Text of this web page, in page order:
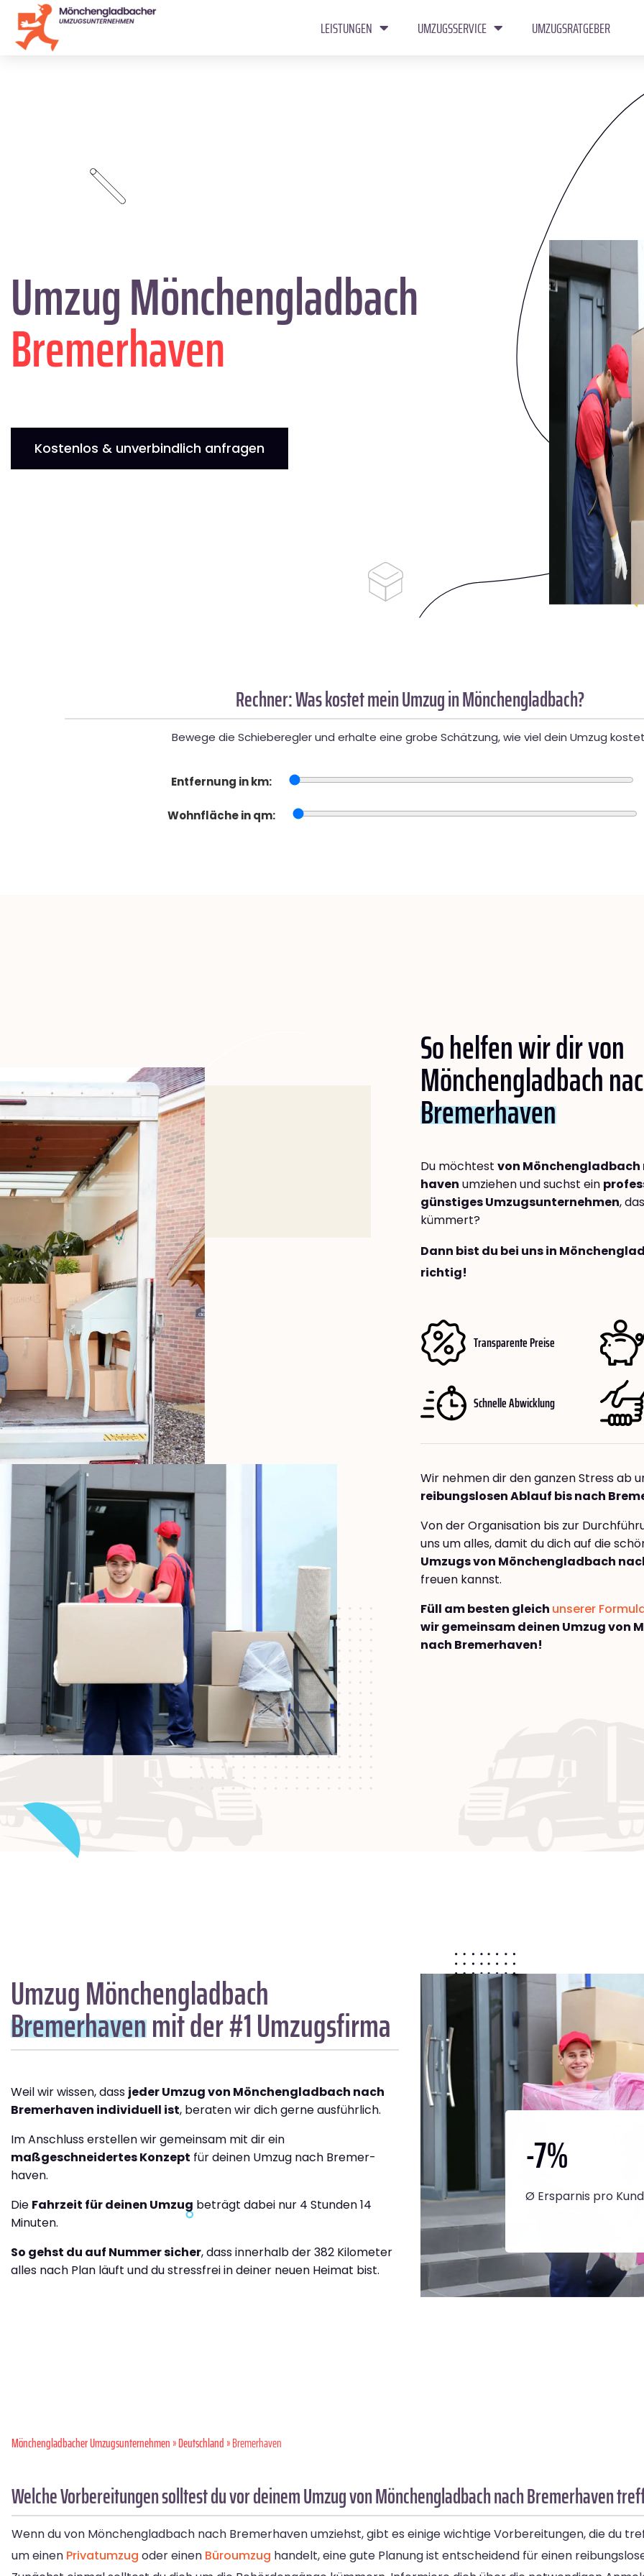
LEISTUNGEN UMZUGSSERVICE UMZUGSRATGEBER
Umzug Mönchengladbach
Bremer­haven
Kostenlos & unverbindlich anfragen
Rechner: Was kostet mein Umzug in Mönchengladbach?
Bewege die Schieberegler und erhalte eine grobe Schätzung, wie viel dein Umzug
Entfernung in km:
Wohnfläche in qm:
So helfen wir dir von
Mönchengladbach
Bremer­haven
Du möchtest von
haven umziehen und suchst ein
günstiges Umzugsunternehmen,
kümmert?
Dann bist du bei uns in
richtig!
Transparente Preise
Schnelle Abwicklung
Wir nehmen dir den ganzen Stress ab
reibungslosen Ablauf bis nach
Von der Organisation bis zur
uns um alles, damit du dich auf die
Umzugs von Mönchengladbach
freuen kannst.
Füll am besten gleich unserer
wir gemeinsam deinen Umzug von
nach Bremer­haven!
Umzug Mönchengladbach
Bremer­havenmit der #1 Umzugsfirma
Weil wir wissen, dass jeder Umzug von Mönchengladbach nach
Bremer­haven individuell ist, beraten wir dich gerne ausführlich.
Im Anschluss erstellen wir gemeinsam mit dir ein
maßgeschneidertes Konzept für deinen Umzug nach Bremer­
haven.
Die Fahrzeit für deinen Umzug beträgt dabei nur 4 Stunden 14
Minuten.
So gehst du auf Nummer sicher, dass innerhalb der 382 Kilometer
alles nach Plan läuft und du stressfrei in deiner neuen Heimat bist.
-7%
Ø Ersparnis pro
Mönchen­gladbacher Umzugsunternehmen»Deutschland» Bremer­haven
Welche Vorbereitungen solltest du vor deinem Umzug von Mönchengladbach nach Bremerhaven
Wenn du von Mönchengladbach nach Bremerhaven umziehst, gibt es einige wichtige Vorbereitungen, die du
um einen Privatumzug oder einen Büroumzug handelt, eine gute Planung ist entscheidend für einen